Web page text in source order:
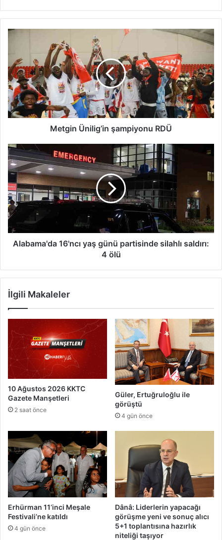
M
t
g
n
Ü
n
i
g
’
i
n
ş
a
m
p
i
Metgin Ünilig’in şampiyonu RDÜ
A
l
a
b
a
m
a
'
d
g
ü
n
ü
p
a
r
i
s
i
n
d
e
s
i
l
a
Alabama'da 16'ncı yaş günü partisinde silahlı saldırı:
4 ölü
İlgili Makaleler
10 Ağustos 2026 KKTC
Gazete Manşetleri
2 saat önce
Güler, Ertuğruloğlu ile
görüştü
4 gün önce
Erhürman 11’inci Meşale
Festivali’ne katıldı
4 gün önce
Dânâ: Liderlerin yapacağı
görüşme yeni ve sonuç alıcı
5+1 toplantısına hazırlık
niteliği taşıyor